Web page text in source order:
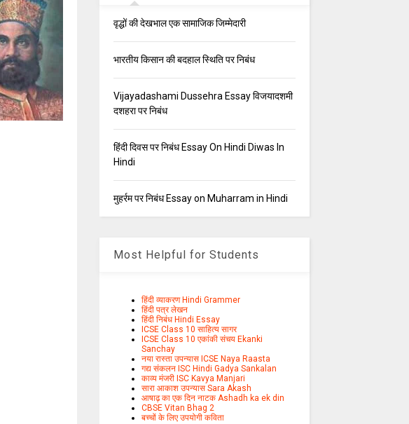
वृद्धों की देखभाल एक सामाजिक जिम्मेदारी
भारतीय किसान की बदहाल स्थिति पर निबंध
Vijayadashami Dussehra Essay विजयादशमी
दशहरा पर निबंध
हिंदी दिवस पर निबंध Essay On Hindi Diwas In
Hindi
मुहर्रम पर निबंध Essay on Muharram in Hindi
Most Helpful for Students
हिंदी व्याकरण Hindi Grammer
हिंदी पत्र लेखन
हिंदी निबंध Hindi Essay
ICSE Class 10 साहित्य सागर
ICSE Class 10 एकांकी संचय Ekanki
Sanchay
नया रास्ता उपन्यास ICSE Naya Raasta
गद्य संकलन ISC Hindi Gadya Sankalan
काव्य मंजरी ISC Kavya Manjari
सारा आकाश उपन्यास Sara Akash
आषाढ़ का एक दिन नाटक Ashadh ka ek din
CBSE Vitan Bhag 2
बच्चों के लिए उपयोगी कविता